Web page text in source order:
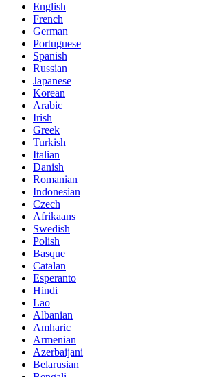
English
French
German
Portuguese
Spanish
Russian
Japanese
Korean
Arabic
Irish
Greek
Turkish
Italian
Danish
Romanian
Indonesian
Czech
Afrikaans
Swedish
Polish
Basque
Catalan
Esperanto
Hindi
Lao
Albanian
Amharic
Armenian
Azerbaijani
Belarusian